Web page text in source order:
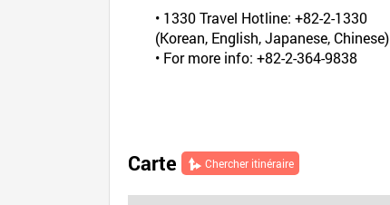
• 1330 Travel Hotline: +82-2-1330
(Korean, English, Japanese, Chinese)
• For more info: +82-2-364-9838
Carte Chercher itinéraire